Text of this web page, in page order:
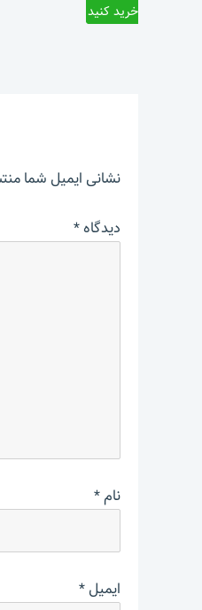
خرید کنید
نشانی ایمیل شما
دیدگاه*
نام*
ایمیل*